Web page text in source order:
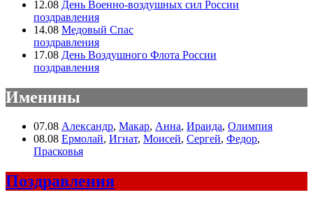
12.08 День Военно-воздушных сил России
поздравления
14.08 Медовый Спас
поздравления
17.08 День Воздушного Флота России
поздравления
Именины
07.08 Александр, Макар, Анна, Ираида, Олимпия
08.08 Ермолай, Игнат, Моисей, Сергей, Федор,
Прасковья
Поздравления